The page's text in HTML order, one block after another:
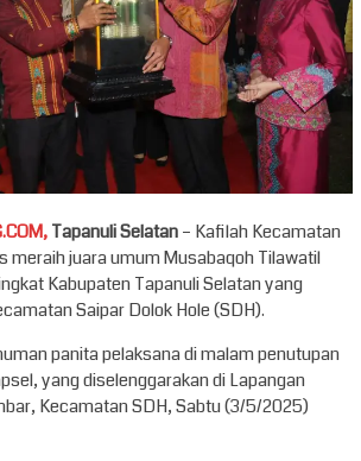
Tapanuli Selatan– Kafilah Kecamatan
meraih juara umum Musabaqoh Tilawatil
Kabupaten Tapanuli Selatan yang
Saipar Dolok Hole (SDH).
panita pelaksana di malam penutupan
yang diselenggarakan di Lapangan
Kecamatan SDH, Sabtu (3/5/2025)